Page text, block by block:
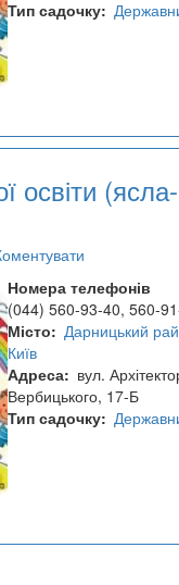
Тип садочку
освіти (ясла-
Номера телефонів
(044) 560-93-40, 560-
Місто
Дарницький
Київ
Адреса
вул.
Вербицького, 17-Б
Тип садочку